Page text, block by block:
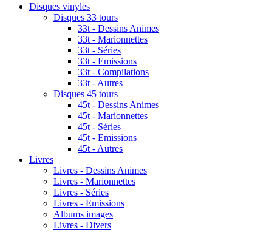
Disques vinyles
Disques 33 tours
33t - Dessins Animes
33t - Marionnettes
33t - Séries
33t - Emissions
33t - Compilations
33t - Autres
Disques 45 tours
45t - Dessins Animes
45t - Marionnettes
45t - Séries
45t - Emissions
45t - Autres
Livres
Livres - Dessins Animes
Livres - Marionnettes
Livres - Séries
Livres - Emissions
Albums images
Livres - Divers